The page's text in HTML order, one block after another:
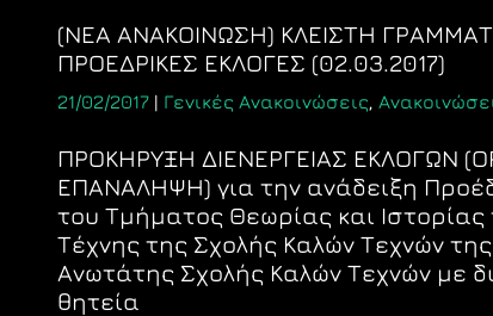
(ΝΕΑ ΑΝΑΚΟΙΝΩΣΗ) ΚΛΕΙΣΤΗ
ΠΡΟΕΔΡΙΚΕΣ ΕΚΛΟΓΕΣ (02.03.2017)
21/02/2017 | Γενικές Ανακοινώσεις,
ΠΡΟΚΗΡΥΞΗ ΔΙΕΝΕΡΓΕΙΑΣ ΕΚΛΟΓΩΝ
ΕΠΑΝΑΛΗΨΗ) για την ανάδειξη
του Τμήματος Θεωρίας και Ιστορίας
Τέχνης της Σχολής Καλών Τεχνών της
Ανωτάτης Σχολής Καλών Τεχνών με
θητεία